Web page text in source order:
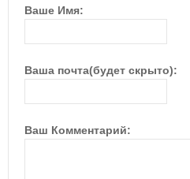
Ваше Имя:
Ваша почта(будет скрыто):
Ваш Комментарий: